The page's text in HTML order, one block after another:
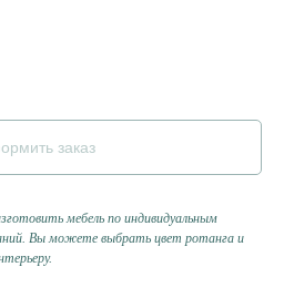
заказ
мебель по индивидуальным
Вы можете выбрать цвет ротанга и